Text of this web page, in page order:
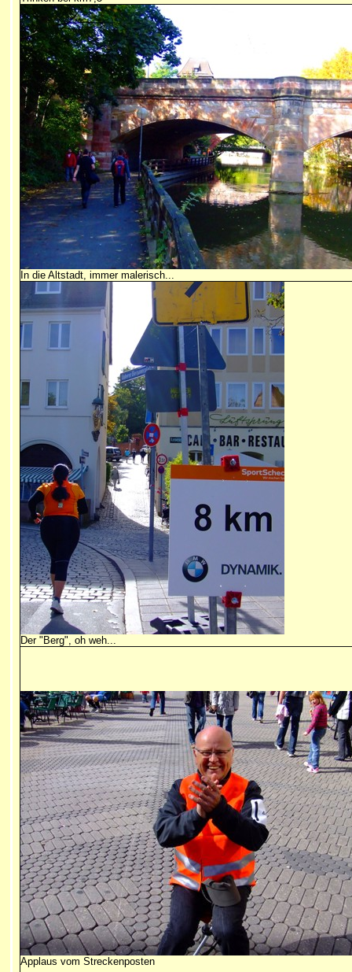
In die Altstadt, immer malerisch...
Der "Berg", oh weh...
Applaus vom Streckenposten